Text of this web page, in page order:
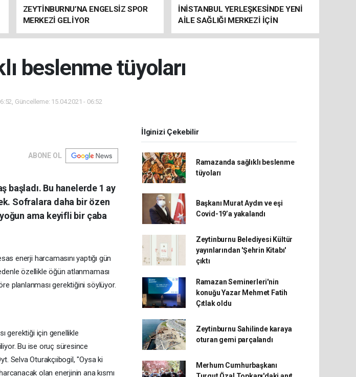
ZEYTİNBURNU’NA ENGELSİZ SPOR
MERKEZİ GELİYOR
İNİSTANBUL YERLEŞKESİNDE YENİ
AİLE SAĞLIĞI MERKEZİ İÇİN
HAZIRLIKLAR SÜRÜYOR
beslenme tüyoları
Güncelleme: 15.04.2021 - 06:52
ABONE OL
başladı. Bu hanelerde 1 ay
Sofralara daha bir özen
ama keyifli bir çaba
enerji harcamasını yaptığı gün
özellikle öğün atlanmaması
planlanması gerektiğini söylüyor.
gerektiği için genellikle
Bu ise oruç süresince
Selva Oturakçıibogil, "Oysa ki
olan enerjinin ana kısmı
İlginizi Çekebilir
Ramazanda sağlıklı beslenme
tüyoları
Başkanı Murat Aydın ve eşi
Covid-19’a yakalandı
Zeytinburnu Belediyesi Kültür
yayınlarından 'Şehrin Kitabı'
çıktı
Ramazan Seminerleri'nin
konuğu Yazar Mehmet Fatih
Çıtlak oldu
Zeytinburnu Sahilinde karaya
oturan gemi parçalandı
Merhum Cumhurbaşkanı